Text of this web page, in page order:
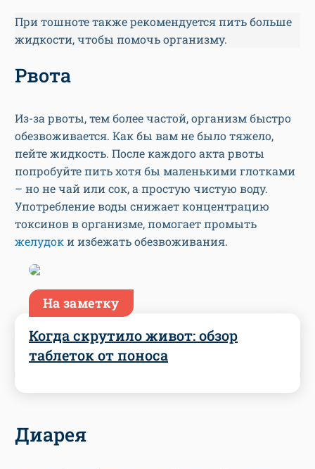
При тошноте также рекомендуется пить больше
жидкости, чтобы помочь организму.
Рвота
Из-за рвоты, тем более частой, организм быстро
обезвоживается. Как бы вам не было тяжело,
пейте жидкость. После каждого акта рвоты
попробуйте пить хотя бы маленькими глотками
– но не чай или сок, а простую чистую воду.
Употребление воды снижает концентрацию
токсинов в организме, помогает промыть
желудоки избежать обезвоживания.
На заметку
Когда скрутило живот: обзор
таблеток от поноса
Диарея